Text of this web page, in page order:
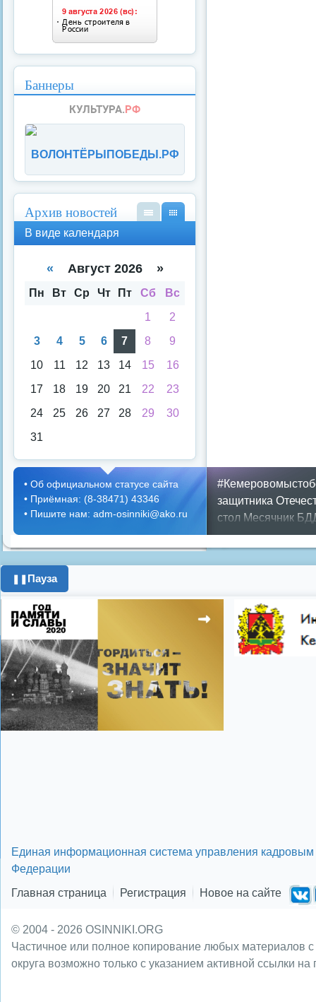
Баннеры
ВОЛОНТЁРЫПОБЕДЫ.РФ
Архив новостей
кал
аря
спи
В виде календаря
« Август 2026 »
Пн Вт Ср Чт Пт Сб
Вс
1
2
3
4 5 6 7 8
9
10
11 12 13 14 15
16
17
18 19 20 21 22
23
24
25 26 27 28 29
30
31
защитника
стол Месячник
ЖКХ Положение
граждан
город день города
школьники
Показать все теги
• Об официальном статусе сайта
• Приёмная: (8-38471) 43346
• Пишите нам: adm-osinniki@ako.ru
❚❚ Пауза
Единая информационная система управления кадровым
Федерации
Главная страница
Регистрация Новое на сайте
© 2004 - 2026 OSINNIKI.ORG
Частичное или полное копирование любых материалов
округа возможно только с указанием активной ссылки на